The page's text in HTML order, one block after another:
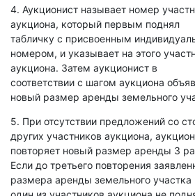
4. Аукционист называет номер
аукциона, который первым поднял
табличку с присвоенным
номером, и указывает на этого
аукциона. Затем аукционист в
соответствии с шагом аукциона
новый размер аренды земельного
5. При отсутствии предложений со
других участников аукциона,
повторяет новый размер аренды 3
Если до третьего повторения
размера аренды земельного участка